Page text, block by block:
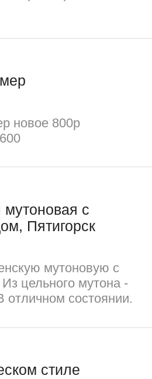
новое 800р
с
Пятигорск
мутоновую с
цельного мутона -
отличном состоянии.
стиле